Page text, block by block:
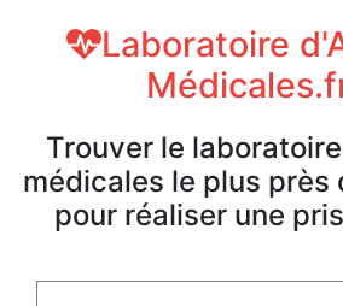
Laboratoire
Trouver le
médicales le plus près
pour réaliser une